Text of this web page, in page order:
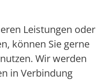
Leistungen oder
können Sie gerne
Wir werden
in Verbindung